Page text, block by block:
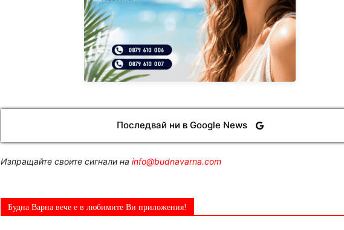
Последвай ни в Google News
Изпращайте своите сигнали на info@budnavarna.com
Будна Варна вече е в любимите Ви приложения!